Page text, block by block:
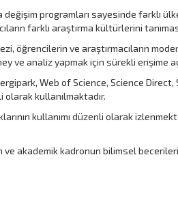
programları sayesinde farklı
farklı araştırma kültürlerini
öğrencilerin ve araştırmacıların
ve analiz yapmak için sürekli erişime
Web of Science, Science Direct,
kullanılmaktadır.
kullanımı düzenli olarak
akademik kadronun bilimsel